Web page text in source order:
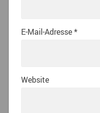
E-Mail-Adresse*
Website